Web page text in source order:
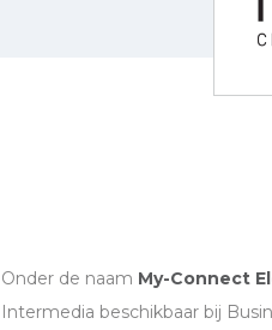
Onder de naam My-Connect
Intermedia beschikbaar bij